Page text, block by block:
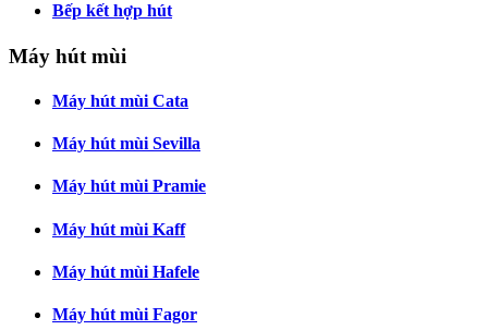
Bếp kết hợp hút
Máy hút mùi
Máy hút mùi Cata
Máy hút mùi Sevilla
Máy hút mùi Pramie
Máy hút mùi Kaff
Máy hút mùi Hafele
Máy hút mùi Fagor